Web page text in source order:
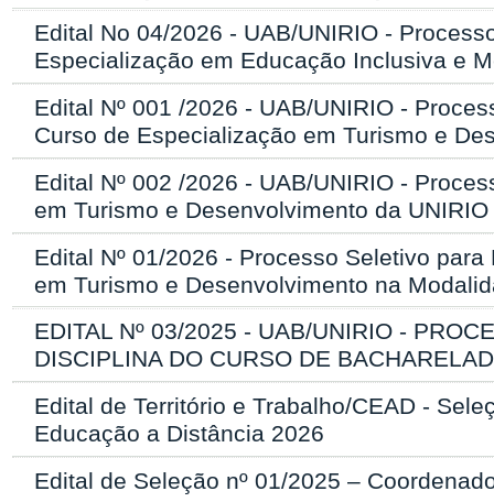
Edital No 04/2026 - UAB/UNIRIO -
Especialização em Educação Inclusiva e
Edital Nº 001 /2026 - UAB/UNIRIO -
Curso de Especialização em Turismo e
Edital Nº 002 /2026 - UAB/UNIRIO -
em Turismo e Desenvolvimento da UNIRIO
Edital Nº 01/2026 - Processo Seletivo
em Turismo e Desenvolvimento na
EDITAL Nº 03/2025 - UAB/UNIRIO -
DISCIPLINA DO CURSO DE
Edital de Território e Trabalho/CEAD -
Educação a Distância 2026
Edital de Seleção nº 01/2025 –